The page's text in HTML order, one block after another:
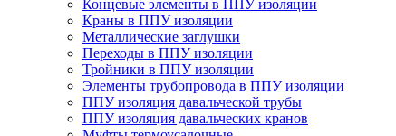
Концевые элементы в ППУ изоляции
Краны в ППУ изоляции
Металлические заглушки
Переходы в ППУ изоляции
Тройники в ППУ изоляции
Элементы трубопровода в ППУ изоляции
ППУ изоляция давальческой трубы
ППУ изоляция давальческих кранов